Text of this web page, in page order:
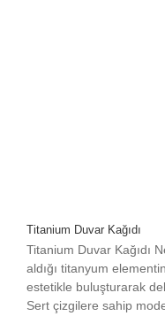
Titanium Duvar Kağıdı
Titanium Duvar Kağıdı
aldığı titanyum
estetikle buluşturarak
Sert çizgilere sahip